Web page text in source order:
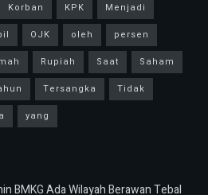
Korban KPK
Menjadi
OJK oleh
persen
Rupiah Saat
Saham
Tersangka
Tidak
yang
BMKG Ada Wilayah Berawan Tebal